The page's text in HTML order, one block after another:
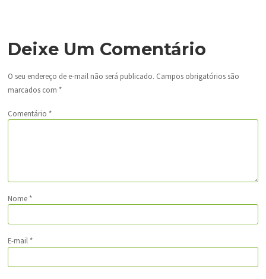
Deixe Um Comentário
O seu endereço de e-mail não será publicado. Campos obrigatórios são
marcados com *
Comentário *
Nome *
E-mail *